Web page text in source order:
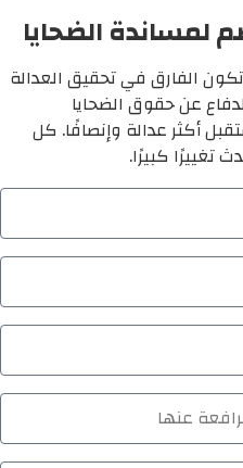
لمساندة الضحايا
الفارق في تحقيق العدالة
عن حقوق الضحايا
أكثر عدالة وإنصافًا. كل
كبيرًا.